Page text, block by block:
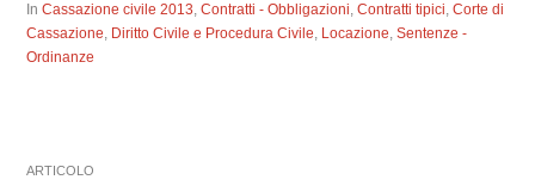
InCassazione civile 2013,Contratti - Obbligazioni,Contratti tipici,Corte di
Cassazione, Diritto Civile e Procedura Civile, Locazione,Sentenze -
Ordinanze
ARTICOLO